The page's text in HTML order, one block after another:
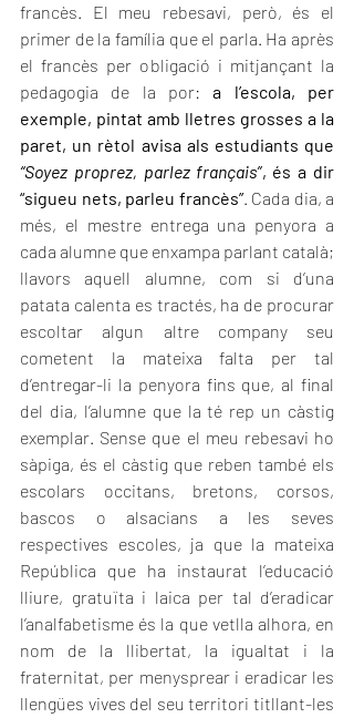
francès. El meu rebesavi, però, és el
primer de la família que el parla. Ha après
el francès per obligació i mitjançant la
pedagogia de la por: a l’escola, per
exemple, pintat amb lletres grosses a la
“Soyez proprez, parlez français”, és a dir
“sigueu nets, parleu francès”. Cada dia, a
més, el mestre entrega una penyora a
cada alumne que enxampa parlant català;
llavors aquell alumne, com si d’una
patata calenta es tractés, ha de procurar
escoltar algun altre company seu
cometent la mateixa falta per tal
d’entregar-li la penyora fins que, al final
del dia, l’alumne que la té rep un càstig
exemplar. Sense que el meu rebesavi ho
sàpiga, és el càstig que reben també els
escolars occitans, bretons, corsos,
bascos o alsacians a les seves
respectives escoles, ja que la mateixa
República que ha instaurat l’educació
lliure, gratuïta i laica per tal d’eradicar
l’analfabetisme és la que vetlla alhora, en
nom de la llibertat, la igualtat i la
fraternitat, per menysprear i eradicar les
llengües vives del seu territori titllant-les